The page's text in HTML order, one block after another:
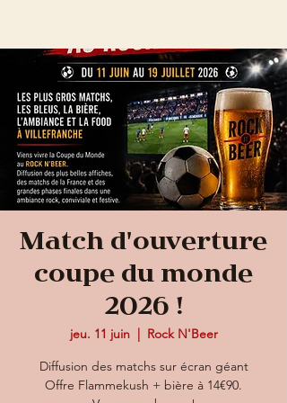
Match d'ouverture
coupe du monde
2026 !
jeu. 11 juin
  |
Rock N'Beer
Diffusion des matchs sur écran géant
Offre Flammekush + bière à 14€90.